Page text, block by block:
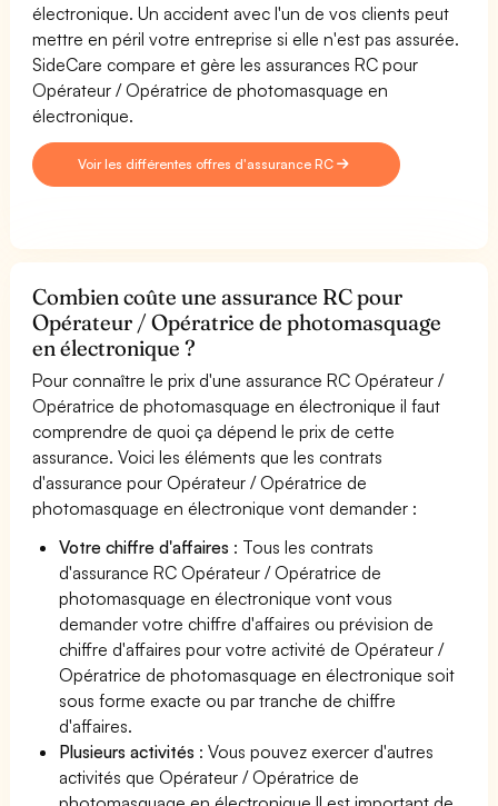
électronique. Un accident avec l'un de vos clients peut
mettre en péril votre entreprise si elle n'est pas assurée.
SideCare compare et gère les assurances RC pour
Opérateur / Opératrice de photomasquage en
électronique.
Voir les différentes offres d'assurance RC
Combien coûte une assurance RC pour
Opérateur / Opératrice de photomasquage
en électronique ?
Pour connaître le prix d'une assurance RC Opérateur /
Opératrice de photomasquage en électronique il faut
comprendre de quoi ça dépend le prix de cette
assurance. Voici les éléments que les contrats
d'assurance pour Opérateur / Opératrice de
photomasquage en électronique vont demander :
Votre chiffre d'affaires : Tous les contrats
d'assurance RC Opérateur / Opératrice de
photomasquage en électronique vont vous
demander votre chiffre d'affaires ou prévision de
chiffre d'affaires pour votre activité de Opérateur /
Opératrice de photomasquage en électronique soit
sous forme exacte ou par tranche de chiffre
d'affaires.
Plusieurs activités : Vous pouvez exercer d'autres
activités que Opérateur / Opératrice de